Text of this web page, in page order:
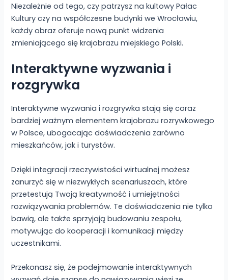
Niezależnie od tego, czy patrzysz na kultowy Pałac
Kultury czy na współczesne budynki we Wrocławiu,
każdy obraz oferuje nową punkt widzenia
zmieniającego się krajobrazu miejskiego Polski.
Interaktywne wyzwania i
rozgrywka
Interaktywne wyzwania i rozgrywka stają się coraz
bardziej ważnym elementem krajobrazu rozrywkowego
w Polsce, ubogacając doświadczenia zarówno
mieszkańców, jak i turystów.
Dzięki integracji rzeczywistości wirtualnej możesz
zanurzyć się w niezwykłych scenariuszach, które
przetestują Twoją kreatywność i umiejętności
rozwiązywania problemów. Te doświadczenia nie tylko
bawią, ale także sprzyjają budowaniu zespołu,
motywując do kooperacji i komunikacji między
uczestnikami.
Przekonasz się, że podejmowanie interaktywnych